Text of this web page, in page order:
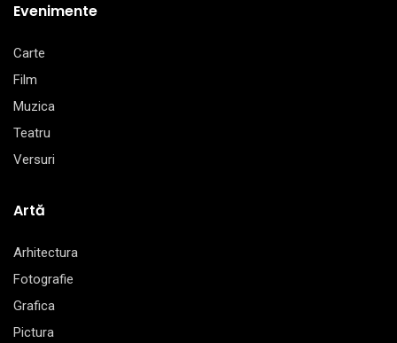
Evenimente
Carte
Film
Muzica
Teatru
Versuri
Artă
Arhitectura
Fotografie
Grafica
Pictura